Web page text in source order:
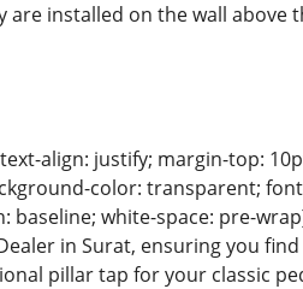
installed on the wall above
align: justify; margin-top:
color: transparent;
baseline; white-space: pre-
in Surat, ensuring you
pillar tap for your classic